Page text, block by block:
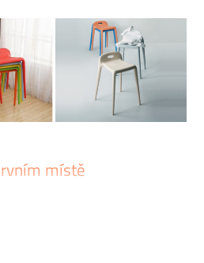
místě
do domovů, kanceláří i veřejných
a kvalitu. Italská